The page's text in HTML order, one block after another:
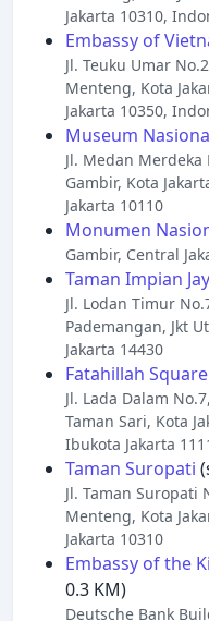
Jakarta 10310,
Embassy of
Jl. Teuku Umar
Menteng, Kota
Jakarta 10350,
Museum
Jl. Medan Merdeka
Gambir, Kota
Jakarta 10110
Monumen
Gambir, Central
Taman Impian
Jl. Lodan Timur
Pademangan, Jkt
Jakarta 14430
Fatahillah Square
Jl. Lada Dalam
Taman Sari, Kota
Ibukota Jakarta
Taman Suropati
Jl. Taman Suropati
Menteng, Kota
Jakarta 10310
Embassy of the
0.3 KM)
Deutsche Bank